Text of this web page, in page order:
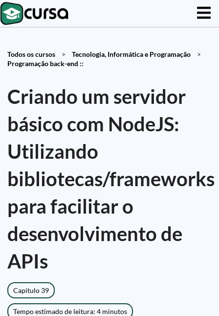
Todos os cursos > Tecnologia, Informática e Programação
>
Programação back-end ::
Criando um servidor
básico com NodeJS:
Utilizando
bibliotecas/frameworks
para facilitar o
desenvolvimento de
APIs
Capítulo 39
Tempo estimado de leitura: 4 minutos